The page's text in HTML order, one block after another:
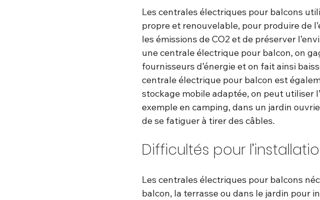
Les centrales électriques pour balcons
propre et renouvelable, pour produire de
les émissions de CO2 et de préserver
une centrale électrique pour balcon, on
fournisseurs d’énergie et on fait ainsi
centrale électrique pour balcon est
stockage mobile adaptée, on peut utiliser
exemple en camping, dans un jardin
de se fatiguer à tirer des câbles.
Difficultés pour
Les centrales électriques pour balcons
balcon, la terrasse ou dans le jardin pour